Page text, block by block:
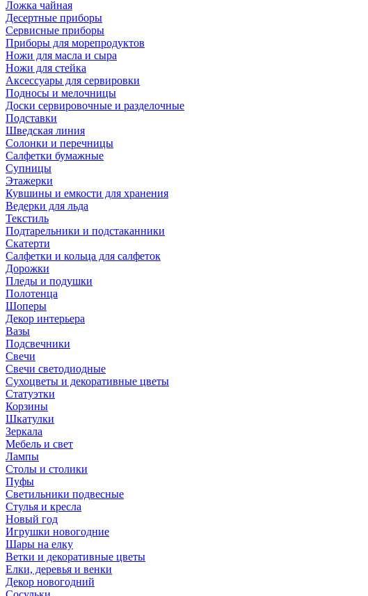
Ложка чайная
Десертные приборы
Сервисные приборы
Приборы для морепродуктов
Ножи для масла и сыра
Ножи для стейка
Аксессуары для сервировки
Подносы и мелочницы
Доски сервировочные и разделочные
Подставки
Шведская линия
Солонки и перечницы
Салфетки бумажные
Супницы
Этажерки
Кувшины и емкости для хранения
Ведерки для льда
Текстиль
Подтарельники и подстаканники
Скатерти
Салфетки и кольца для салфеток
Дорожки
Пледы и подушки
Полотенца
Шоперы
Декор интерьера
Вазы
Подсвечники
Свечи
Свечи светодиодные
Сухоцветы и декоративные цветы
Статуэтки
Корзины
Шкатулки
Зеркала
Мебель и свет
Лампы
Столы и столики
Пуфы
Светильники подвесные
Стулья и кресла
Новый год
Игрушки новогодние
Шары на елку
Ветки и декоративные цветы
Елки, деревья и венки
Декор новогодний